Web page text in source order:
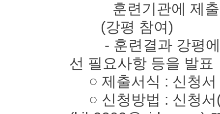
훈련기관에 제출
(강평 참여)
- 훈련결과 강평에
선 필요사항 등을 발표
○ 제출서식 : 신청서
○ 신청방법 : 신청서